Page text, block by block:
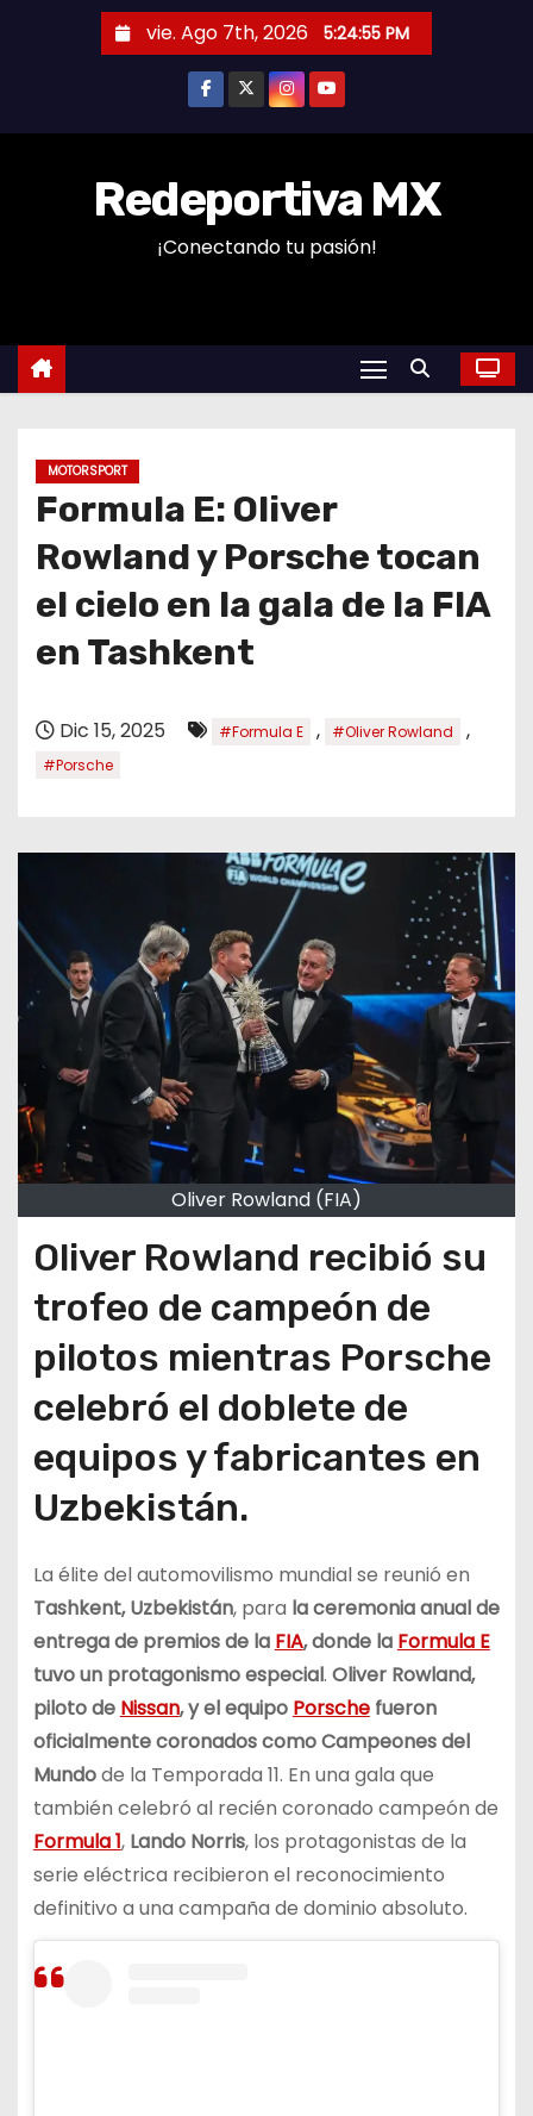
n
vie. Ago 7th, 2026 5:24:56 PM
Redeportiva MX
¡Conectando tu pasión!
MOTORSPORT
Formula E: Oliver
Rowland y Porsche tocan
el cielo en la gala de la FIA
en Tashkent
Dic 15, 2025 #Formula E , #Oliver Rowland ,
#Porsche
Oliver Rowland (FIA)
Oliver Rowland recibió su
trofeo de campeón de
pilotos mientras Porsche
celebró el doblete de
equipos y fabricantes en
Uzbekistán.
La élite del automovilismo mundial se reunió en
Tashkent, Uzbekistán, para la ceremonia anual de
entrega de premios de la FIA, donde la Formula E
tuvo un protagonismo especial. Oliver Rowland,
piloto de Nissan, y el equipo Porschefueron
oficialmente coronados como Campeones del
Mundode la Temporada 11. En una gala que
también celebró al recién coronado campeón de
Formula 1, Lando Norris, los protagonistas de la
serie eléctrica recibieron el reconocimiento
definitivo a una campaña de dominio absoluto.